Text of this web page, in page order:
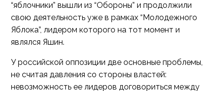
“яблочники” вышли из “Обороны” и продолжили
свою деятельность уже в рамках “Молодежного
Яблока”, лидером которого на тот момент и
являлся Яшин.
У российской оппозиции две основные проблемы,
не считая давления со стороны властей:
невозможность ее лидеров договориться между